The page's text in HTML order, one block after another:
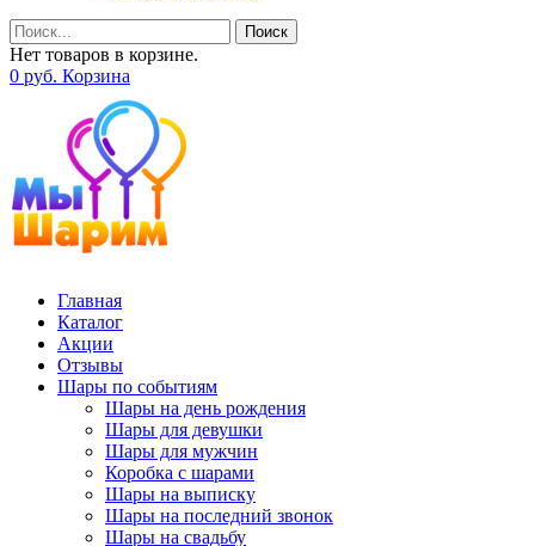
Поиск
Нет товаров в корзине.
0 руб. Корзина
Главная
Каталог
Акции
Отзывы
Шары по событиям
Шары на день рождения
Шары для девушки
Шары для мужчин
Коробка с шарами
Шары на выписку
Шары на последний звонок
Шары на свадьбу